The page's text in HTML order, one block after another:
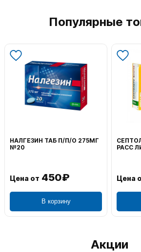
Популярные
ВОЛЬТАРЕН ЭМУЛЬГЕЛЬ
НАРУЖ 2% 100Г
Цена от 1 195₽
В корзину
0,1%
Цена
Акции